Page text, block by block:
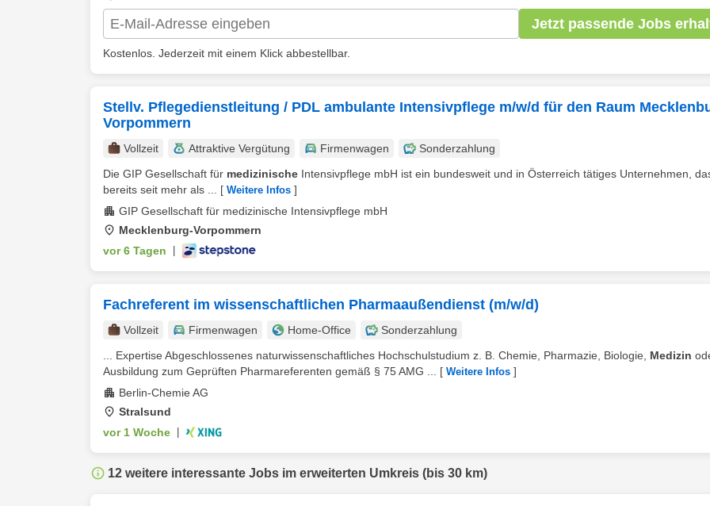
Jetzt passende Jobs
Kostenlos. Jederzeit mit einem Klick abbestellbar.
Stellv. Pflegedienstleitung / PDL ambulante Intensivpflege m/w/d für den Raum
Vorpommern
Vollzeit Attraktive Vergütung Firmenwagen
Sonderzahlung
Die GIP Gesellschaft für medizinische Intensivpflege mbH ist ein bundesweit und in Österreich tätiges Unternehmen,
bereits seit mehr als ...
[ Weitere Infos ]
GIP Gesellschaft für medizinische Intensivpflege mbH
Mecklenburg-Vorpommern
vor 6 Tagen
Fachreferent im wissenschaftlichen Pharmaaußendienst (m/w/d)
Vollzeit Firmenwagen Home-Office
Sonderzahlung
... Expertise Abgeschlossenes naturwissenschaftliches Hochschulstudium z. B. Chemie, Pharmazie, Biologie, Medizin
Ausbildung zum Geprüften Pharmareferenten gemäß § 75 AMG ...
[ Weitere Infos ]
Berlin-Chemie AG
Stralsund
vor 1 Woche
12 weitere interessante Jobs im erweiterten Umkreis (bis 30 km)